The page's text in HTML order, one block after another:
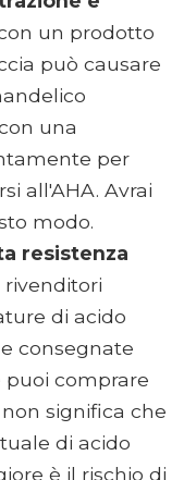
un prodotto
può causare
una
per
all'AHA. Avrai
modo.
resistenza
rivenditori
di acido
consegnate
puoi comprare
significa che
di acido
è il rischio di